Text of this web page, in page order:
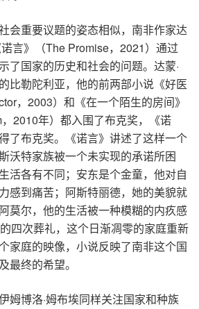
会重要议题的姿态相似，南非作家达
言》（The Promise，2021）通过
了国家的历史和社会的问题。达蒙·
比勒陀利亚，他的前两部小说《好医
，2003）和《在一个陌生的房间》
，2010年）都入围了布克奖，《诺
了布克奖。《诺言》讲述了这样一个
沃特家族被一个未实现的承诺所困
活各有不同；安东是个金童，他对自
感到痛苦；阿斯特丽德，她的美貌就
莫尔，他的生活被一种模糊的内疚感
四次葬礼，这个日渐凋零的家庭重新
家庭的映像，小说反映了南非这个国
最终的希望。
姆博洛·姆布埃同样关注国家和种族